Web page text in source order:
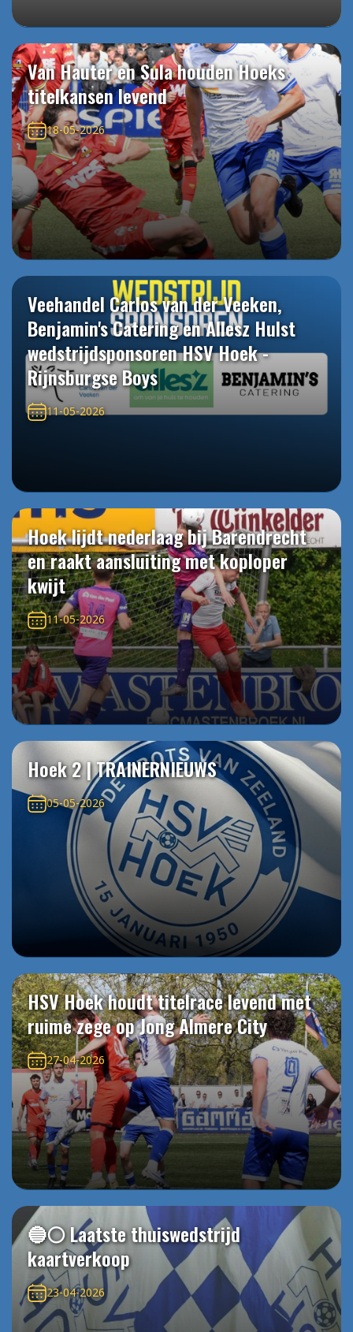
Van Hauter en Sula houden Hoeks
titelkansen levend
18-05-2026
Veehandel Carlos van der Veeken,
Benjamin's Catering en Allesz Hulst
wedstrijdsponsoren HSV Hoek -
Rijnsburgse Boys
11-05-2026
Hoek lijdt nederlaag bij Barendrecht
en raakt aansluiting met koploper
kwijt
11-05-2026
Hoek 2 | TRAINERNIEUWS
05-05-2026
HSV Hoek houdt titelrace levend met
ruime zege op Jong Almere City
27-04-2026
🔵⚪️ Laatste thuiswedstrijd
kaartverkoop
23-04-2026